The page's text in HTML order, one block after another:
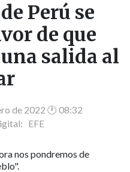
Perú se
de que
salida al
de 2022 🕐 08:32
EFE
nos pondremos de